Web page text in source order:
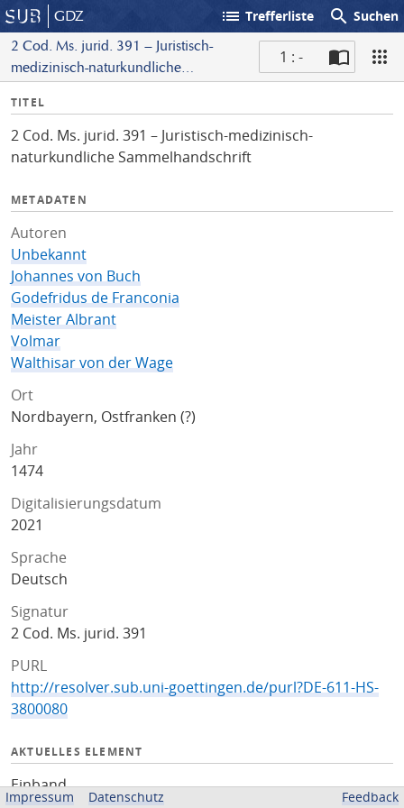
GDZ list Trefferliste search Suchen
2 Cod. Ms. jurid. 391 – Juristisch-
medizinisch-naturkundliche
1 : -
I
f
o
TITEL
2 Cod. Ms. jurid. 391 – Juristisch-medizinisch-
naturkundliche Sammelhandschrift
METADATEN
Autoren
Unbekannt
Johannes von Buch
Godefridus de Franconia
Meister Albrant
Volmar
Walthisar von der Wage
Ort
Nordbayern, Ostfranken (?)
Jahr
1474
Digitalisierungsdatum
2021
Sprache
Deutsch
Signatur
2 Cod. Ms. jurid. 391
PURL
http://resolver.sub.uni-goettingen.de/purl?DE-611-HS-
3800080
AKTUELLES ELEMENT
Einband
Impressum Datenschutz Feedback